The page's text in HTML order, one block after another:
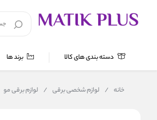
دسته بندی های کالا برند ها
خانه / لوازم شخصی برقی / لوازم برقی مو